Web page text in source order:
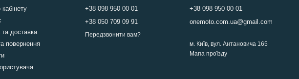
доставка
повернення
+38 098 950 00 01
+38 050 709 09 91
Передзвонити вам?
+38 098 950 00 01
onemoto.com.ua@gmail.com
м. Київ, вул. Антановича 165
Мапа проїзду